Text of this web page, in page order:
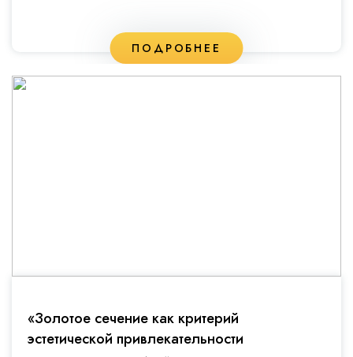
ПОДРОБНЕЕ
«Золотое сечение как критерий
эстетической привлекательности